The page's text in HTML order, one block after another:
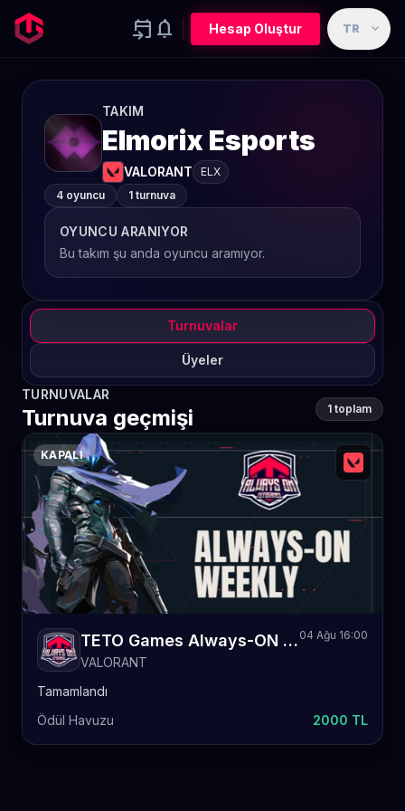
event_upcoming notifications Hesap Oluştur TR expand_more
TAKIM
Elmorix Esports
VALORANT
ELX
4 oyuncu
1 turnuva
OYUNCU ARANIYOR
Bu takım şu anda oyuncu aramıyor.
Turnuvalar
Üyeler
TURNUVALAR
Turnuva geçmişi 1 toplam
KAPALI
TETO Games Always-ON Valorant Weekly 43
VALORANT
04 Ağu 16:00
Tamamlandı
Ödül Havuzu
2000 TL